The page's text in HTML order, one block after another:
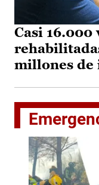
Casi 16.000
millones de